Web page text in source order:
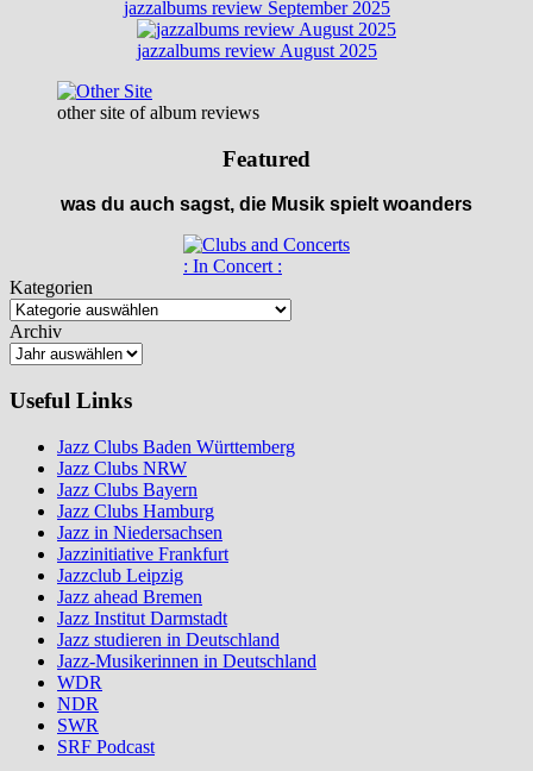
jazzalbums review September 2025
jazzalbums review August 2025
other site of album reviews
Featured
was du auch sagst, die Musik spielt woanders
: In Concert :
Kategorien
Archiv
Useful Links
Jazz Clubs Baden Württemberg
Jazz Clubs NRW
Jazz Clubs Bayern
Jazz Clubs Hamburg
Jazz in Niedersachsen
Jazzinitiative Frankfurt
Jazzclub Leipzig
Jazz ahead Bremen
Jazz Institut Darmstadt
Jazz studieren in Deutschland
Jazz-Musikerinnen in Deutschland
WDR
NDR
SWR
SRF Podcast